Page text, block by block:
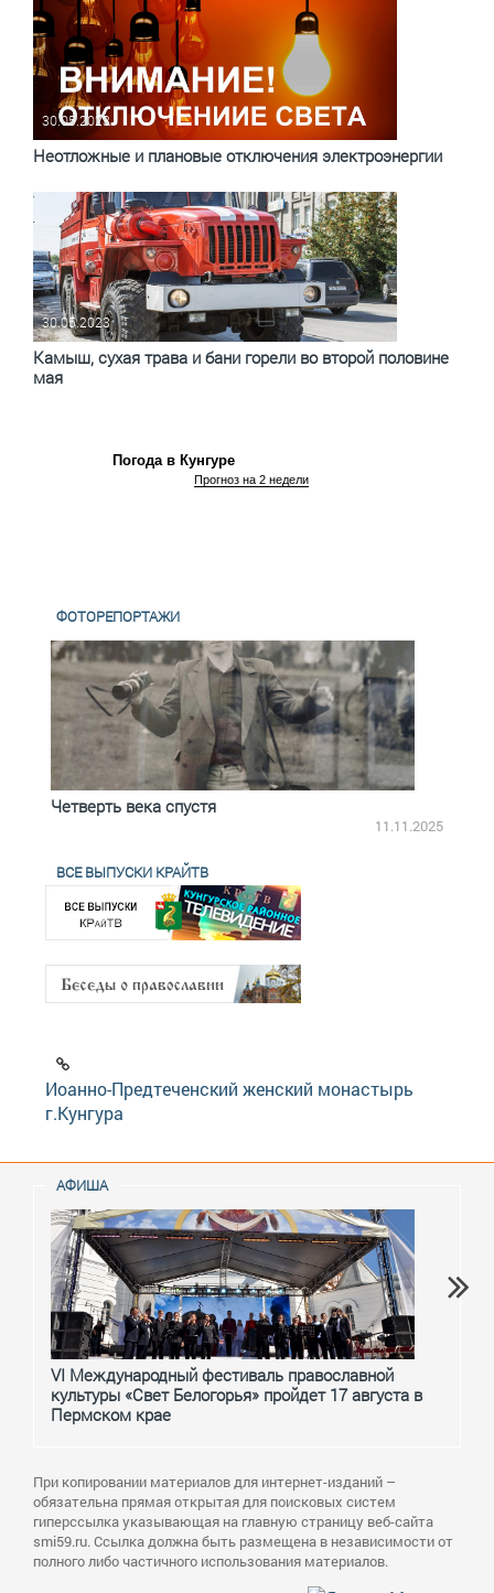
30.05.2023
Неотложные и плановые отключения электроэнергии
30.05.2023
Камыш, сухая трава и бани горели во второй половине
мая
Погода в Кунгуре
Прогноз на 2 недели
ФОТОРЕПОРТАЖИ
Четверть века спустя
11.11.2025
ВСЕ ВЫПУСКИ КРАЙТВ
Иоанно-Предтеченский женский монастырь
г.Кунгура
АФИША
VI Международный фестиваль православной
культуры «Свет Белогорья» пройдет 17 августа в
Пермском крае
При копировании материалов для интернет-изданий –
обязательна прямая открытая для поисковых систем
гиперссылка указывающая на главную страницу веб-сайта
smi59.ru. Ссылка должна быть размещена в независимости от
полного либо частичного использования материалов.